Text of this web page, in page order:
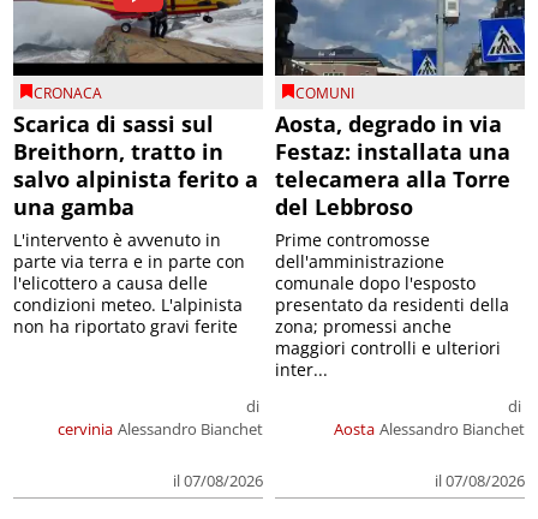
CRONACA
Scarica di sassi sul
Breithorn, tratto in
salvo alpinista ferito a
una gamba
cervinia
di
Alessandro Bianchet
il 07/08/2026
L'intervento è avvenuto in
parte via terra e in parte con
l'elicottero a causa delle
condizioni meteo. L'alpinista
non ha riportato gravi ferite
COMUNI
Aosta, degrado in via
Festaz: installata una
telecamera alla Torre
del Lebbroso
Aosta
di
Alessandro Bianchet
il 07/08/2026
Prime contromosse
dell'amministrazione
comunale dopo l'esposto
presentato da residenti della
zona; promessi anche
maggiori controlli e ulteriori
inter...